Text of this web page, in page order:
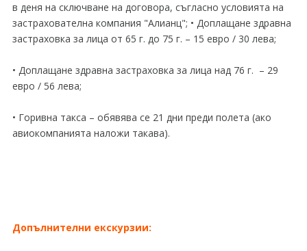
в деня на сключване на договора, съгласно условията на
застрахователна компания "Алианц"; • Доплащане здравна
застраховка за лица от 65 г. до 75 г. – 15 евро / 30 лева;
• Доплащане здравна застраховка за лица над 76 г. – 29
евро / 56 лева;
• Горивна такса – обявява се 21 дни преди полета (ако
авиокомпанията наложи такава).
Допълнителни екскурзии: